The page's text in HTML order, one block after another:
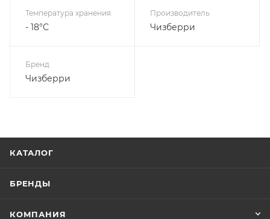
Температура хранения
- 18°С
Производитель
Чизберри
Бренд
Чизберри
КАТАЛОГ
БРЕНДЫ
КОМПАНИЯ